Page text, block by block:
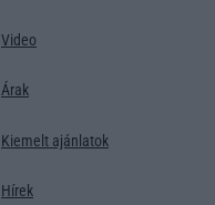
Video
Árak
Kiemelt ajánlatok
Hírek